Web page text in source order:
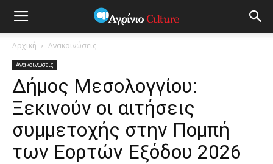
Αρχική Ανακοινώσεις
Ανακοινώσεις
Δήμος Μεσολογγίου:
Ξεκινούν οι αιτήσεις
συμμετοχής στην Πομπή
των Εορτών Εξόδου 2026